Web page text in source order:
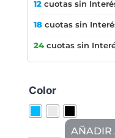
12 cuotas sin
18 cuotas sin
24 cuotas sin
Color
AÑADIR